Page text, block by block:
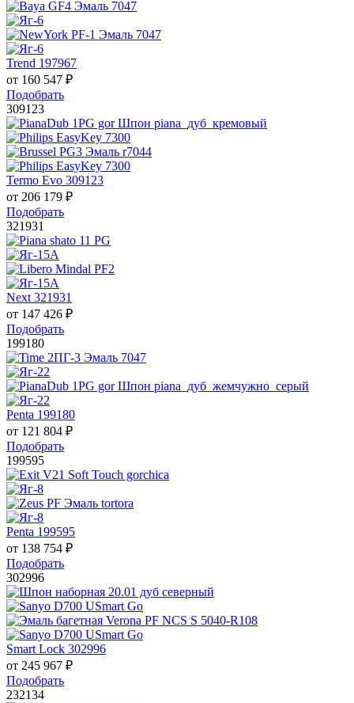
Trend 197967
от 160 547 ₽
Подобрать
309123
Termo Evo 309123
от 206 179 ₽
Подобрать
321931
Next 321931
от 147 426 ₽
Подобрать
199180
Penta 199180
от 121 804 ₽
Подобрать
199595
Penta 199595
от 138 754 ₽
Подобрать
302996
Smart Lock 302996
от 245 967 ₽
Подобрать
232134